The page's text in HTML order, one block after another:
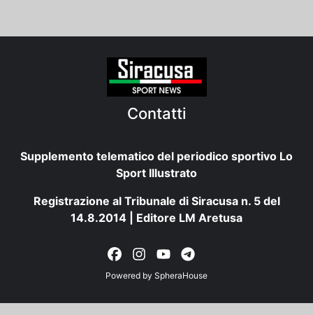
Contatti
Supplemento telematico del periodico sportivo Lo
Sport Illustrato
Registrazione al Tribunale di Siracusa n. 5 del
14.8.2014 | Editore LM Aretusa
Powered by SpheraHouse